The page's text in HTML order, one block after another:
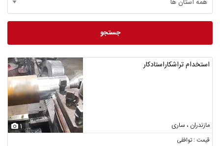
جستجو
استخدام تراشکاراستادکار
مازندران ، ساری 1
قیمت : توافقی